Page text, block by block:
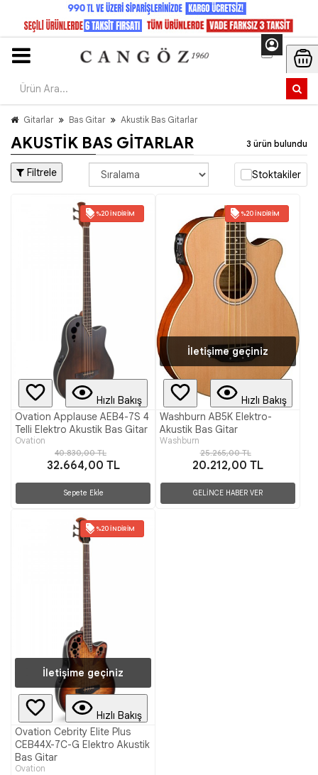
Gitarlar Bas Gitar Akustik Bas Gitarlar
AKUSTIK BAS GITARLAR 3 ürün bulundu
Filtrele Stoktakiler
%20 İNDIRIM
Hızlı Bakış
Ovation Applause AEB4-7S 4
Telli Elektro Akustik Bas Gitar
Ovation
40.830,00 TL
32.664,00 TL
Sepete Ekle
%20 İNDIRIM
İletişime geçiniz
Hızlı Bakış
Washburn AB5K Elektro-
Akustik Bas Gitar
Washburn
25.265,00 TL
20.212,00 TL
GELİNCE HABER VER
%20 İNDIRIM
İletişime geçiniz
Hızlı Bakış
Ovation Cebrity Elite Plus
CEB44X-7C-G Elektro Akustik
Bas Gitar
Ovation